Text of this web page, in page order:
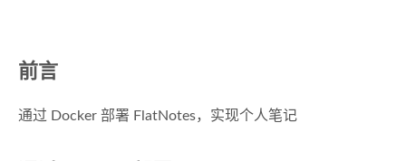
前言
通过 Docker 部署 FlatNotes，实现个人笔记